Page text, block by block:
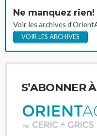
Ne manquez rien!
Voir les archives
VOIR LES ARCHIVES
S’ABONNER À